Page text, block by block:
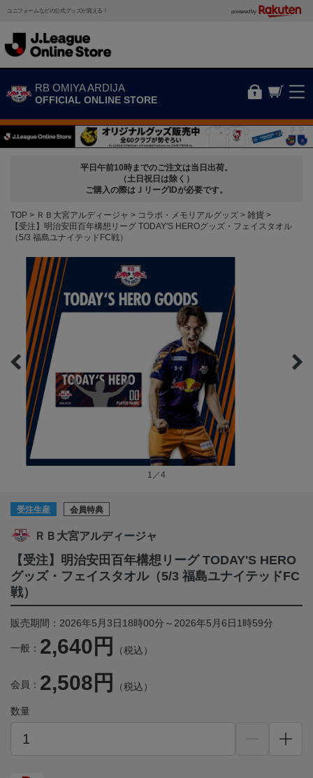
ユニフォームなどの公式グッズが買える！ powered by
RB OMIYA ARDIJA
OFFICIAL ONLINE STORE
平日午前10時までのご注文は当日出荷。
（土日祝日は除く）
ご購入の際はＪリーグIDが必要です。
TOP ＲＢ大宮アルディージャ コラボ・メモリアルグッズ
雑貨
【受注】明治安田百年構想リーグ TODAY'S HEROグッズ・フェイスタオル
（5/3 福島ユナイテッドFC戦）
1／4
受注生産 会員特典
ＲＢ大宮アルディージャ
【受注】明治安田百年構想リーグ TODAY'S HERO
グッズ・フェイスタオル（5/3 福島ユナイテッドFC
戦）
販売期間：2026年5月3日18時00分～2026年5月6日1時59分
一般： 2,640円 （税込）
会員： 2,508円 （税込）
数量